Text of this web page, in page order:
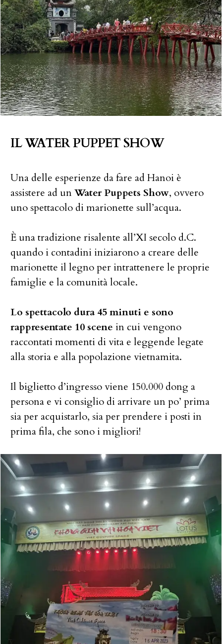
IL WATER PUPPET SHOW
Una delle esperienze da fare ad Hanoi è
assistere ad unWater Puppets Show, ovvero
uno spettacolo di marionette sull’acqua.
È una tradizione risalente all’XI secolo d.C.
quando i contadini iniziarono a creare delle
marionette il legno per intrattenere le proprie
famiglie e la comunità locale.
Lo spettacolo dura 45 minuti e sono
rappresentate 10 scene in cui vengono
raccontati momenti di vita e leggende legate
alla storia e alla popolazione vietnamita.
Il biglietto d’ingresso viene 150.000 dong a
persona e vi consiglio di arrivare un po’ prima
sia per acquistarlo, sia per prendere i posti in
prima fila, che sono i migliori!